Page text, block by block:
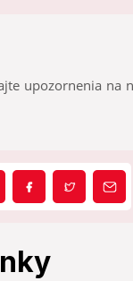
upozornenia na